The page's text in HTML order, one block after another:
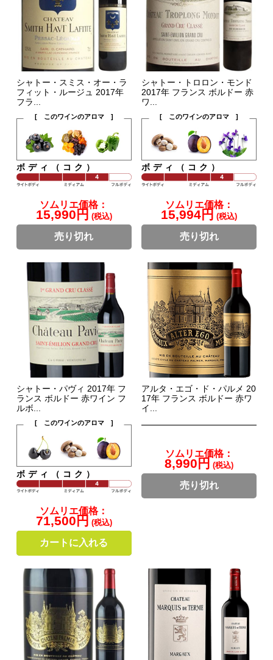
シャトー・スミス・オー・ラ
フィット・ルージュ 2017年
フラ...
[ このワインのアロマ ]
ボディ（コク）
ソムリエ価格：
15,990円 (税込)
売り切れ
シャトー・トロロン・モンド
2017年 フランス ボルドー 赤
ワ...
[ このワインのアロマ ]
ボディ（コク）
ソムリエ価格：
15,994円 (税込)
売り切れ
シャトー・パヴィ 2017年 フ
ランス ボルドー 赤ワイン フ
ルボ...
[ このワインのアロマ ]
ボディ（コク）
ソムリエ価格：
71,500円 (税込)
カートに入れる
アルタ・エゴ・ド・パルメ 20
17年 フランス ボルドー 赤ワ
イ...
ソムリエ価格：
8,990円 (税込)
売り切れ